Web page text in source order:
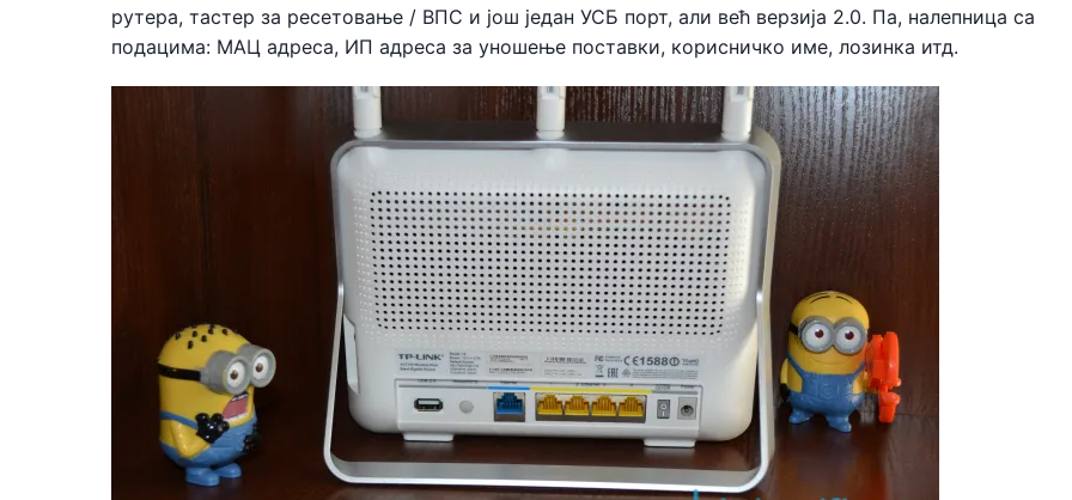
рутера, тастер за ресетовање / ВПС и још један УСБ порт, али већ верзија 2.0. Па, налепница са
подацима: МАЦ адреса, ИП адреса за уношење поставки, корисничко име, лозинка итд.